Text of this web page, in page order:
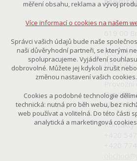
Vídeňská
IČO: 277
DIČ: CZ
Pondělí -
08:00 -
Kontakty
analytická pro anonymizované
marketingová cookies
Více informací o cookies na našem
Odmítnout vše
měření obsahu, reklama a vývoj
Více informací o cookies na našem
Správci vašich údajů bude naše
naši důvěryhodní partneři, se kterými
spolupracujeme. Vyjádření
dobrovolné. Můžete jej kdykoli zrušit
změnou nastavení vašich cookies.
Cookies a podobné technologie
technická: nutná pro běh webu, bez
web používat a volitelná. Do této části
analytická a marketingová